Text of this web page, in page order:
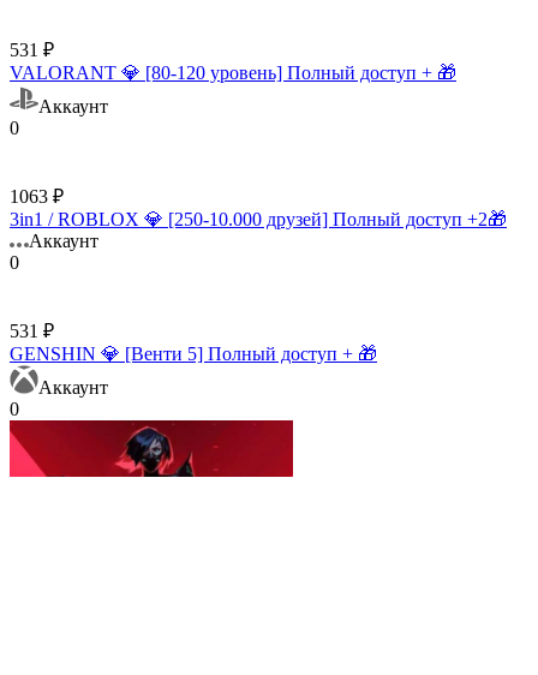
531 ₽
VALORANT 💎 [80-120 уровень] Полный доступ + 🎁
Аккаунт
0
1063 ₽
3in1 / ROBLOX 💎 [250-10.000 друзей] Полный доступ +2🎁
Аккаунт
0
531 ₽
GENSHIN 💎 [Венти 5] Полный доступ + 🎁
Аккаунт
0